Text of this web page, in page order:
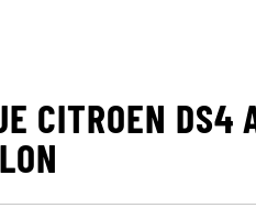
CITROEN DS4